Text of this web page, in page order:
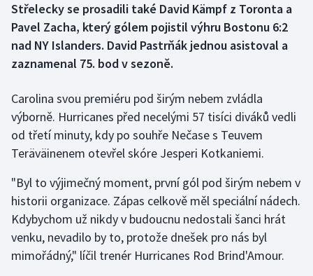
Dostihy
Florbal
Golf
Gymnastika
Házená
Jezdectví
Judo
Střelecky se prosadili také David Kämpf z Toronta a
Pavel Zacha, který gólem pojistil výhru Bostonu 6:2
nad NY Islanders. David Pastrňák jednou asistoval a
zaznamenal 75. bod v sezoně.
Carolina svou premiéru pod širým nebem zvládla
výborně. Hurricanes před necelými 57 tisíci diváků vedli
od třetí minuty, kdy po souhře Nečase s Teuvem
Teräväinenem otevřel skóre Jesperi Kotkaniemi.
"Byl to výjimečný moment, první gól pod širým nebem v
historii organizace. Zápas celkově měl speciální nádech.
Kdybychom už nikdy v budoucnu nedostali šanci hrát
venku, nevadilo by to, protože dnešek pro nás byl
mimořádný," líčil trenér Hurricanes Rod Brind'Amour.